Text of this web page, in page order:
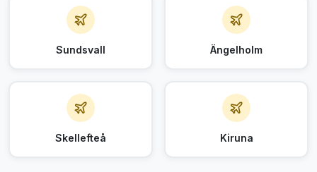
Sundsvall Ängelholm
Skellefteå Kiruna